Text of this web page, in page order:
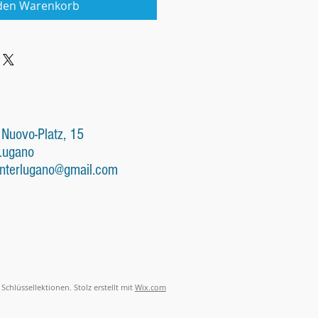
Warenkorb
Platz, 15
Stolz erstellt mitWix.com